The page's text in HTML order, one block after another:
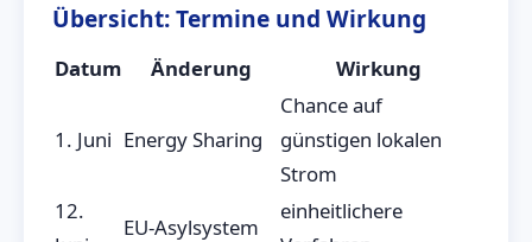
Übersicht: Termine und Wirkung
Datum Änderung Wirkung
1. Juni Energy Sharing
Chance auf
günstigen lokalen
Strom
12.
EU-Asylsystem
einheitlichere